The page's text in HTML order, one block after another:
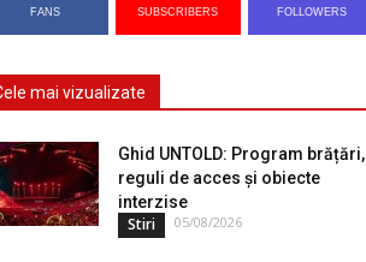
FANS SUBSCRIBERS FOLLOWERS
mai vizualizate
Ghid UNTOLD: Program brățări,
reguli de acces și obiecte
interzise
Stiri 05/08/2026